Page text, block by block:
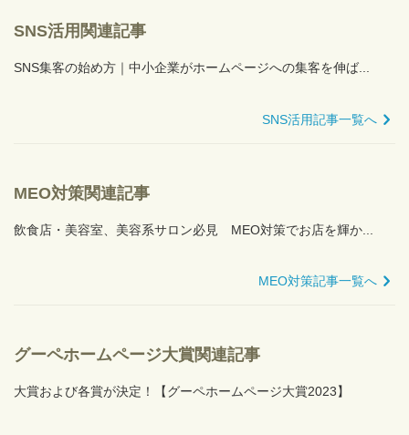
SNS活用関連記事
SNS集客の始め方｜中小企業がホームページへの集客を伸ば...
SNS活用記事一覧へ
MEO対策関連記事
飲食店・美容室、美容系サロン必見 MEO対策でお店を輝か...
MEO対策記事一覧へ
グーペホームページ大賞関連記事
大賞および各賞が決定！【グーペホームページ大賞2023】